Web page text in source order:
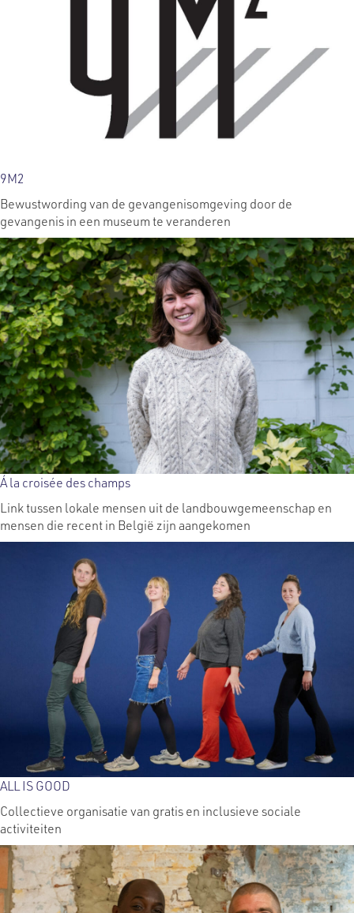
9M2
Bewustwording van de gevangenisomgeving door de
gevangenis in een museum te veranderen
Á la croisée des champs
Link tussen lokale mensen uit de landbouwgemeenschap en
mensen die recent in België zijn aangekomen
ALL IS GOOD
Collectieve organisatie van gratis en inclusieve sociale
activiteiten